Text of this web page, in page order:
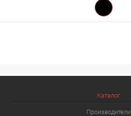
Каталог
Производители